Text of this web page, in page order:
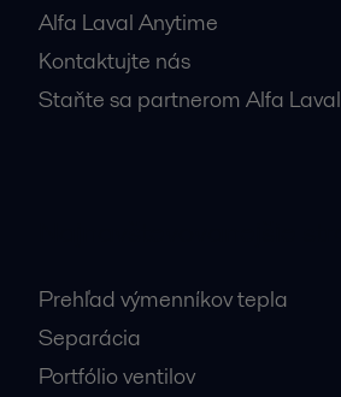
Alfa Laval Anytime
Kontaktujte nás
Staňte sa partnerom Alfa Laval
Prehľad výmenníkov tepla
Separácia
Portfólio ventilov